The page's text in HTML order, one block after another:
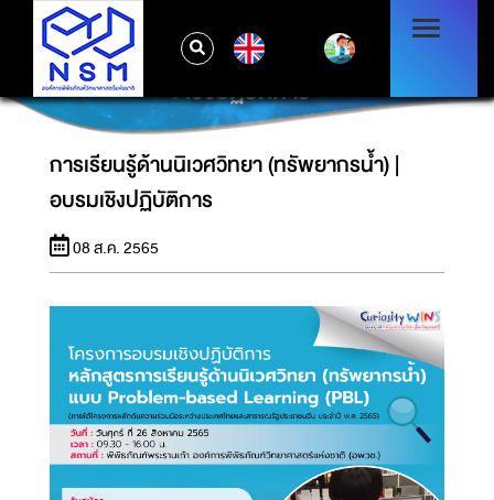
การเรียนรู้ด้านนิเวศวิทยา (ทรัพยากรน้ำ) | อบรม
เชิงปฏิบัติการ
การเรียนรู้ด้านนิเวศวิทยา (ทรัพยากรน้ำ) |
อบรมเชิงปฏิบัติการ
08 ส.ค. 2565